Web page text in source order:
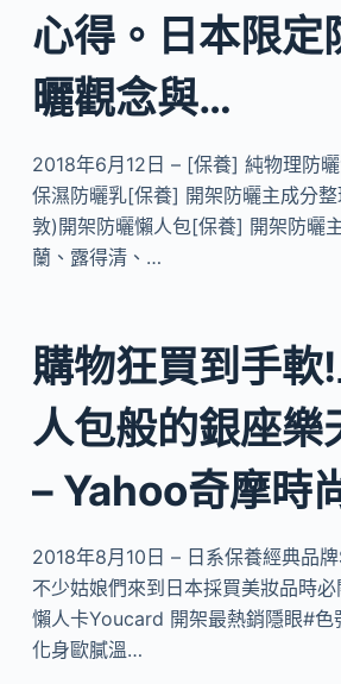
心得。日本限定
曬觀念與…
2018年6月12日 – [保養] 純物理防
保濕防曬乳[保養] 開架防曬主成分
敦)開架防曬懶人包[保養] 開架防曬
蘭、露得清、…
購物狂買到手軟
人包般的銀座樂
– Yahoo奇摩時
2018年8月10日 – 日系保養經典品
不少姑娘們來到日本採買美妝品時
懶人卡Youcard 開架最熱銷隱眼#色
化身歐膩溫…